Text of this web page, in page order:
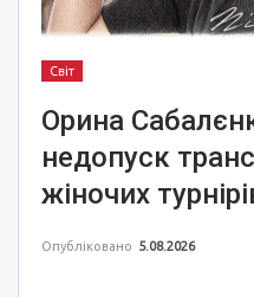
Світ
Орина
недопуск
жіночих
Опубліковано 5.08.2026